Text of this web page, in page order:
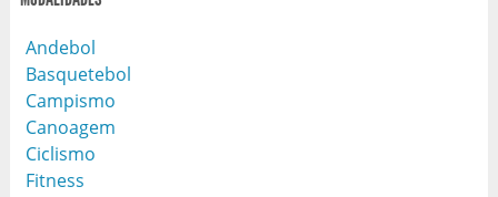
Andebol
Basquetebol
Campismo
Canoagem
Ciclismo
Fitness